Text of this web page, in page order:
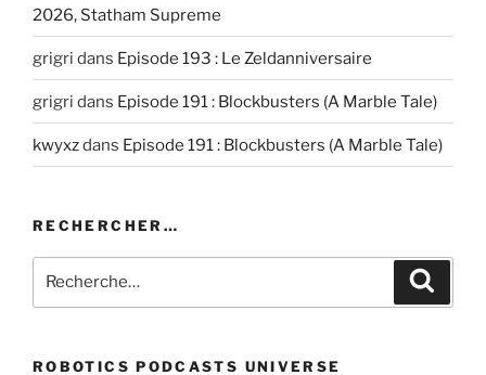
2026, Statham Supreme
grigri dans Episode 193 : Le Zeldanniversaire
grigri dans Episode 191 : Blockbusters (A Marble Tale)
kwyxzdans Episode 191 : Blockbusters (A Marble Tale)
RECHERCHER…
pour
ROBOTICS PODCASTS UNIVERSE